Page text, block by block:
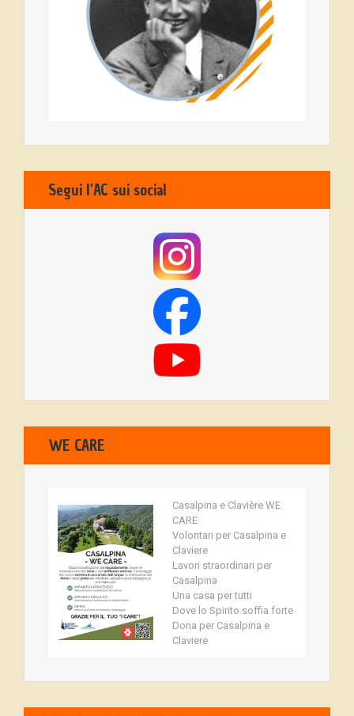
Segui l’AC sui social
WE CARE
Casalpina e Clavière WE
CARE
Volontari per Casalpina e
Claviere
Lavori straordinari per
Casalpina
Una casa per tutti
Dove lo Spirito soffia forte
Dona per Casalpina e
Claviere